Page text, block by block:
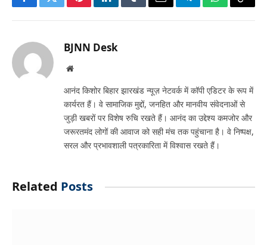
FacebookTwitterPinterestLinkedInTumblrEmailTelegramWhatsApp
Copy
BJNN Desk
Website
आनंद किशोर बिहार झारखंड न्यूज़ नेटवर्क में कॉपी एडिटर के रूप में
कार्यरत हैं। वे सामाजिक मुद्दों, जनहित और मानवीय संवेदनाओं से
जुड़ी खबरों पर विशेष रुचि रखते हैं। आनंद का उद्देश्य कमजोर और
जरूरतमंद लोगों की आवाज को सही मंच तक पहुंचाना है। वे निष्पक्ष,
सरल और प्रभावशाली पत्रकारिता में विश्वास रखते हैं।
Related Posts